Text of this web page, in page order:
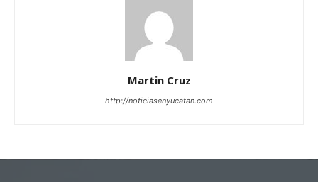
Martin Cruz
http://noticiasenyucatan.com